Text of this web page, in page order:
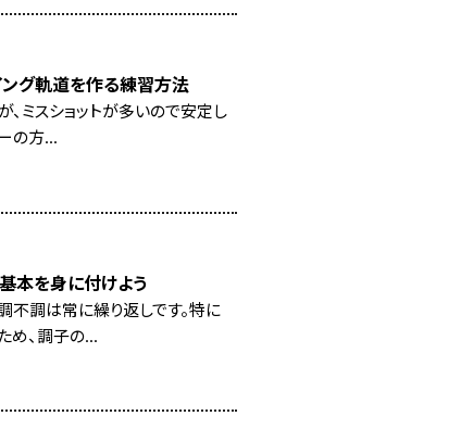
ング軌道を作る練習方法
ミスショットが多いので安定し
の方...
本を身に付けよう
不調は常に繰り返しです。特に
め、調子の...